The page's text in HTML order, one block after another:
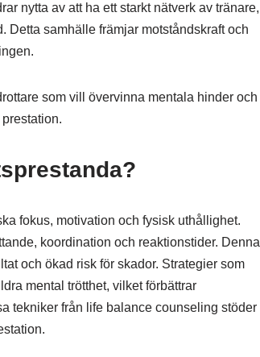
nytta av att ha ett starkt nätverk av tränare,
Detta samhälle främjar motståndskraft och
som vill övervinna mentala hinder och
fokus, motivation och fysisk uthållighet.
koordination och reaktionstider. Denna
och ökad risk för skador. Strategier som
mental trötthet, vilket förbättrar
tekniker från life balance counseling stöder